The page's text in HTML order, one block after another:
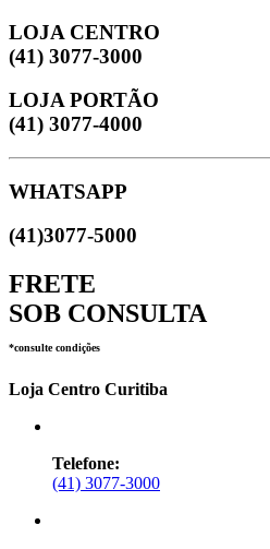
LOJA CENTRO
(41) 3077-3000
LOJA PORTÃO
(41) 3077-4000
WHATSAPP
(41)3077-5000
FRETE
SOB CONSULTA
*consulte condições
Loja Centro Curitiba
Telefone:
(41) 3077-3000